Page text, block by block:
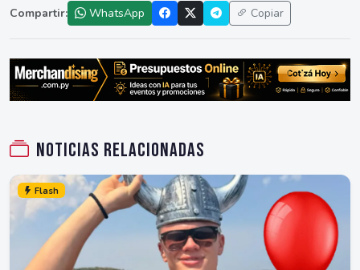
Compartir: WhatsApp Copiar
Noticias relacionadas
Flash